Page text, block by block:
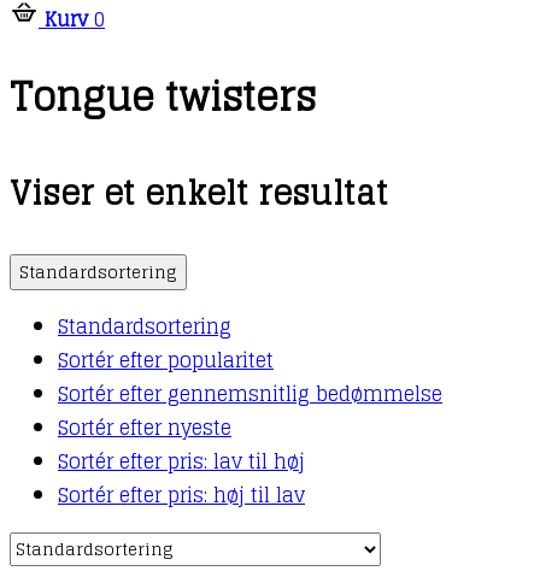
Kurv0
Tongue twisters
Viser et enkelt resultat
Standardsortering
Standardsortering
Sortér efter popularitet
Sortér efter gennemsnitlig bedømmelse
Sortér efter nyeste
Sortér efter pris: lav til høj
Sortér efter pris: høj til lav